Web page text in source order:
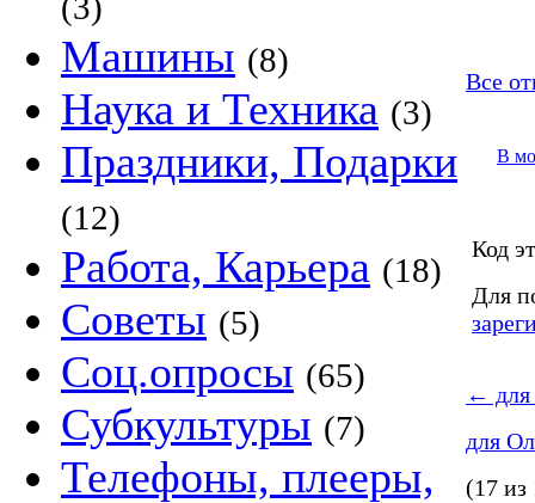
Машины (8)
Наука и Техника (3)
Праздники, Подарки
(12)
Работа, Карьера (18)
Советы (5)
Соц.опросы (65)
Субкультуры (7)
Телефоны, плееры,
Все
В
Код
Для
←
для
(17 из